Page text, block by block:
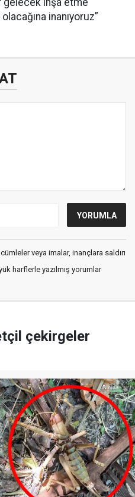
inanıyoruz”
veya imalar, inançlara saldırı
harflerle yazılmış yorumlar
çekirgeler